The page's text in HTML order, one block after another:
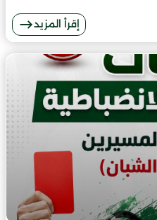
إقرأ المزيد